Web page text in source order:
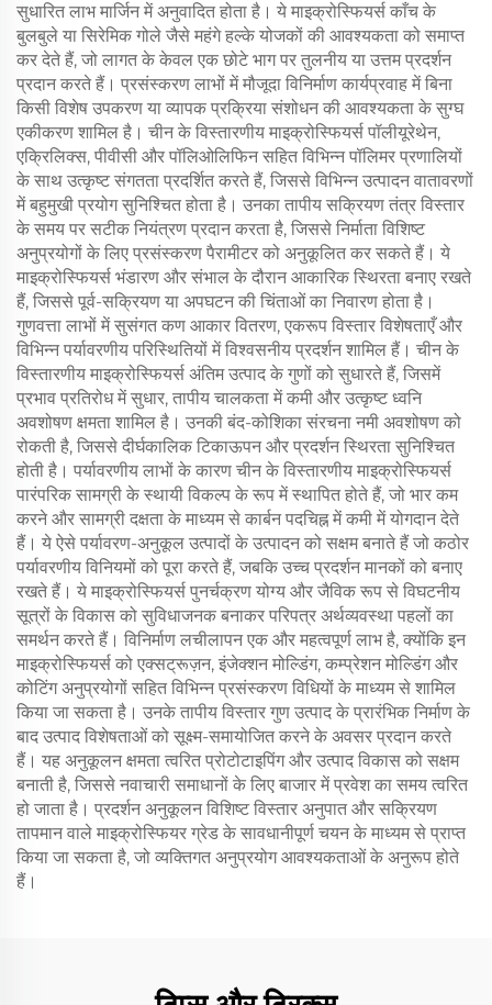
सुधारित लाभ मार्जिन में अनुवादित होता है। ये माइक्रोस्फियर्स काँच के
बुलबुले या सिरेमिक गोले जैसे महंगे हल्के योजकों की आवश्यकता को समाप्त
कर देते हैं, जो लागत के केवल एक छोटे भाग पर तुलनीय या उत्तम प्रदर्शन
प्रदान करते हैं। प्रसंस्करण लाभों में मौजूदा विनिर्माण कार्यप्रवाह में बिना
किसी विशेष उपकरण या व्यापक प्रक्रिया संशोधन की आवश्यकता के सुग्घ
एकीकरण शामिल है। चीन के विस्तारणीय माइक्रोस्फियर्स पॉलीयूरेथेन,
एक्रिलिक्स, पीवीसी और पॉलिओलिफिन सहित विभिन्न पॉलिमर प्रणालियों
के साथ उत्कृष्ट संगतता प्रदर्शित करते हैं, जिससे विभिन्न उत्पादन वातावरणों
में बहुमुखी प्रयोग सुनिश्चित होता है। उनका तापीय सक्रियण तंत्र विस्तार
के समय पर सटीक नियंत्रण प्रदान करता है, जिससे निर्माता विशिष्ट
अनुप्रयोगों के लिए प्रसंस्करण पैरामीटर को अनुकूलित कर सकते हैं। ये
माइक्रोस्फियर्स भंडारण और संभाल के दौरान आकारिक स्थिरता बनाए रखते
हैं, जिससे पूर्व-सक्रियण या अपघटन की चिंताओं का निवारण होता है।
गुणवत्ता लाभों में सुसंगत कण आकार वितरण, एकरूप विस्तार विशेषताएँ और
विभिन्न पर्यावरणीय परिस्थितियों में विश्वसनीय प्रदर्शन शामिल हैं। चीन के
विस्तारणीय माइक्रोस्फियर्स अंतिम उत्पाद के गुणों को सुधारते हैं, जिसमें
प्रभाव प्रतिरोध में सुधार, तापीय चालकता में कमी और उत्कृष्ट ध्वनि
अवशोषण क्षमता शामिल है। उनकी बंद-कोशिका संरचना नमी अवशोषण को
रोकती है, जिससे दीर्घकालिक टिकाऊपन और प्रदर्शन स्थिरता सुनिश्चित
होती है। पर्यावरणीय लाभों के कारण चीन के विस्तारणीय माइक्रोस्फियर्स
पारंपरिक सामग्री के स्थायी विकल्प के रूप में स्थापित होते हैं, जो भार कम
करने और सामग्री दक्षता के माध्यम से कार्बन पदचिह्न में कमी में योगदान देते
हैं। ये ऐसे पर्यावरण-अनुकूल उत्पादों के उत्पादन को सक्षम बनाते हैं जो कठोर
पर्यावरणीय विनियमों को पूरा करते हैं, जबकि उच्च प्रदर्शन मानकों को बनाए
रखते हैं। ये माइक्रोस्फियर्स पुनर्चक्रण योग्य और जैविक रूप से विघटनीय
सूत्रों के विकास को सुविधाजनक बनाकर परिपत्र अर्थव्यवस्था पहलों का
समर्थन करते हैं। विनिर्माण लचीलापन एक और महत्वपूर्ण लाभ है, क्योंकि इन
माइक्रोस्फियर्स को एक्सट्रूज़न, इंजेक्शन मोल्डिंग, कम्प्रेशन मोल्डिंग और
कोटिंग अनुप्रयोगों सहित विभिन्न प्रसंस्करण विधियों के माध्यम से शामिल
किया जा सकता है। उनके तापीय विस्तार गुण उत्पाद के प्रारंभिक निर्माण के
बाद उत्पाद विशेषताओं को सूक्ष्म-समायोजित करने के अवसर प्रदान करते
हैं। यह अनुकूलन क्षमता त्वरित प्रोटोटाइपिंग और उत्पाद विकास को सक्षम
बनाती है, जिससे नवाचारी समाधानों के लिए बाजार में प्रवेश का समय त्वरित
हो जाता है। प्रदर्शन अनुकूलन विशिष्ट विस्तार अनुपात और सक्रियण
तापमान वाले माइक्रोस्फियर ग्रेड के सावधानीपूर्ण चयन के माध्यम से प्राप्त
किया जा सकता है, जो व्यक्तिगत अनुप्रयोग आवश्यकताओं के अनुरूप होते
हैं।